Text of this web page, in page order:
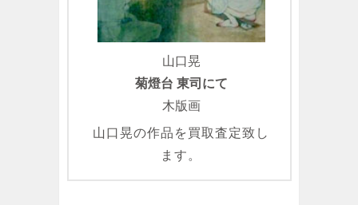
山口晃
菊燈台 東司にて
木版画
山口晃の作品を買取査定致し
ます。